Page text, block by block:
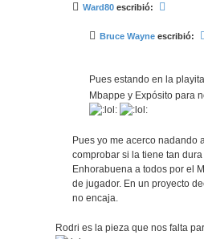
Ward80 escribió:
Bruce Wayne escribió:
Pues estando en la
Mbappe y Expósito para
Pues yo me acerco nadando
comprobar si la tiene tan
Enhorabuena a todos por el
de jugador. En un proyecto
no encaja.
Rodri es la pieza que nos falta